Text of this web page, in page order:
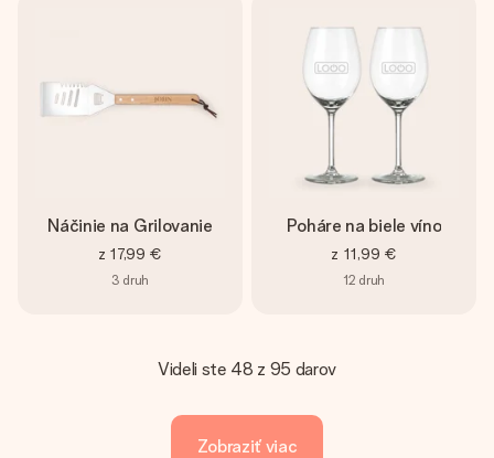
Náčinie na Grilovanie
z 17,99 €
3 druh
Poháre na biele víno
z 11,99 €
12 druh
Videli ste 48 z 95 darov
Zobraziť viac